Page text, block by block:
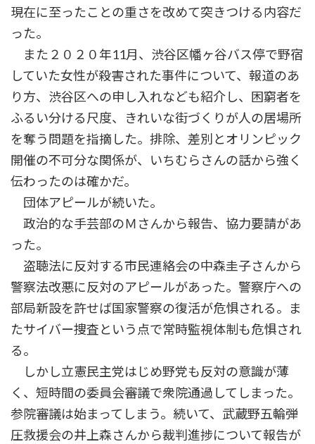
現在に至ったことの重さを改めて突きつける内容だ
った。
また２０２０年11月、渋谷区幡ヶ谷バス停で野宿
していた女性が殺害された事件について、報道のあ
り方、渋谷区への申し入れなども紹介し、困窮者を
ふるい分ける尺度、きれいな街づくりが人の居場所
を奪う問題を指摘した。排除、差別とオリンピック
開催の不可分な関係が、いちむらさんの話から強く
伝わったのは確かだ。
団体アピールが続いた。
政治的な手芸部のＭさんから報告、協力要請があ
った。
盗聴法に反対する市民連絡会の中森圭子さんから
警察法改悪に反対のアピールがあった。警察庁への
部局新設を許せば国家警察の復活が危惧される。ま
たサイバー捜査という点で常時監視体制も危惧され
る。
しかし立憲民主党はじめ野党も反対の意識が薄
く、短時間の委員会審議で衆院通過してしまった。
参院審議は始まってしまう。続いて、武蔵野五輪弾
圧救援会の井上森さんから裁判進捗について報告が